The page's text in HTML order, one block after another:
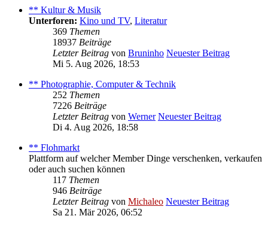
** Kultur & Musik
Unterforen: Kino und TV, Literatur
369 Themen
18937 Beiträge
Letzter Beitrag von Bruninho Neuester Beitrag
Mi 5. Aug 2026, 18:53
** Photographie, Computer & Technik
252 Themen
7226 Beiträge
Letzter Beitrag von Werner Neuester Beitrag
Di 4. Aug 2026, 18:58
** Flohmarkt
Plattform auf welcher Member Dinge verschenken, verkaufen
oder auch suchen können
117 Themen
946 Beiträge
Letzter Beitrag von Michaleo Neuester Beitrag
Sa 21. Mär 2026, 06:52